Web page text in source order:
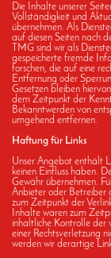
Die Inhalte unserer
Vollständigkeit und
übernehmen. Als
auf diesen Seiten nach
TMG sind wir als
gespeicherte fremde
forschen, die auf eine
Entfernung oder
Gesetzen bleiben
dem Zeitpunkt der
Bekanntwerden von
umgehend entfernen.
Haftung für Links
Unser Angebot enthält
keinen Einfluss haben.
Gewähr übernehmen.
Anbieter oder Betreiber
zum Zeitpunkt der
Inhalte waren zum
inhaltliche Kontrolle der
einer Rechtsverletzung
werden wir derartige